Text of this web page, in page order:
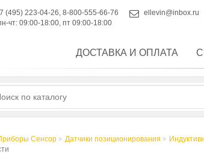
(495) 223-04-26, 8-800-555-66-76
ellevin@inbox.ru
чт: 09:00-18:00, пт 09:00-18:00
ДОСТАВКА И ОПЛАТА
Сенсор Датчики позиционирования